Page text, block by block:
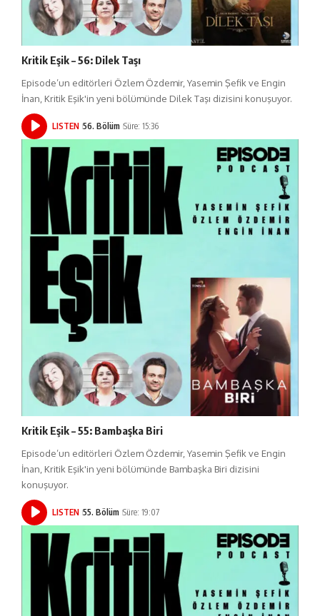
Kritik Eşik – 56: Dilek Taşı
Episode’un editörleri Özlem Özdemir, Yasemin Şefik ve Engin
İnan, Kritik Eşik'in yeni bölümünde Dilek Taşı dizisini konuşuyor.
LISTEN 56. Bölüm Süre: 15:36
Kritik Eşik – 55: Bambaşka Biri
Episode’un editörleri Özlem Özdemir, Yasemin Şefik ve Engin
İnan, Kritik Eşik'in yeni bölümünde Bambaşka Biri dizisini
konuşuyor.
LISTEN 55. Bölüm Süre: 19:07